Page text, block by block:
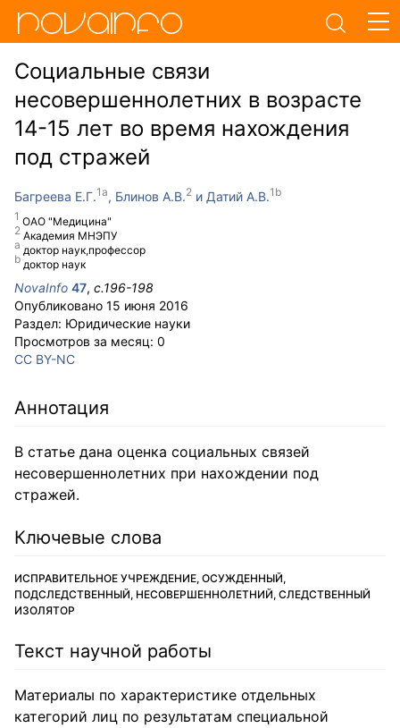
Социальные связи
несовершеннолетних в возрасте
14-15 лет во время нахождения
под стражей
Багреева Е.Г.
ОАО "Медицина"
доктор наук,профессор
Блинов А.В.
Академия МНЭПУ
Датий А.В.
доктор наук
NovaInfo 47, с.196-198
Опубликовано 15 июня 2016
Раздел: Юридические науки
Просмотров за месяц: 0
CC BY-NC
Аннотация
В статье дана оценка социальных связей
несовершеннолетних при нахождении под
стражей.
Ключевые слова
ИСПРАВИТЕЛЬНОЕ УЧРЕЖДЕНИЕ, ОСУЖДЕННЫЙ,
ПОДСЛЕДСТВЕННЫЙ, НЕСОВЕРШЕННОЛЕТНИЙ, СЛЕДСТВЕННЫЙ
ИЗОЛЯТОР
Текст научной работы
Материалы по характеристике отдельных
категорий лиц по результатам специальной